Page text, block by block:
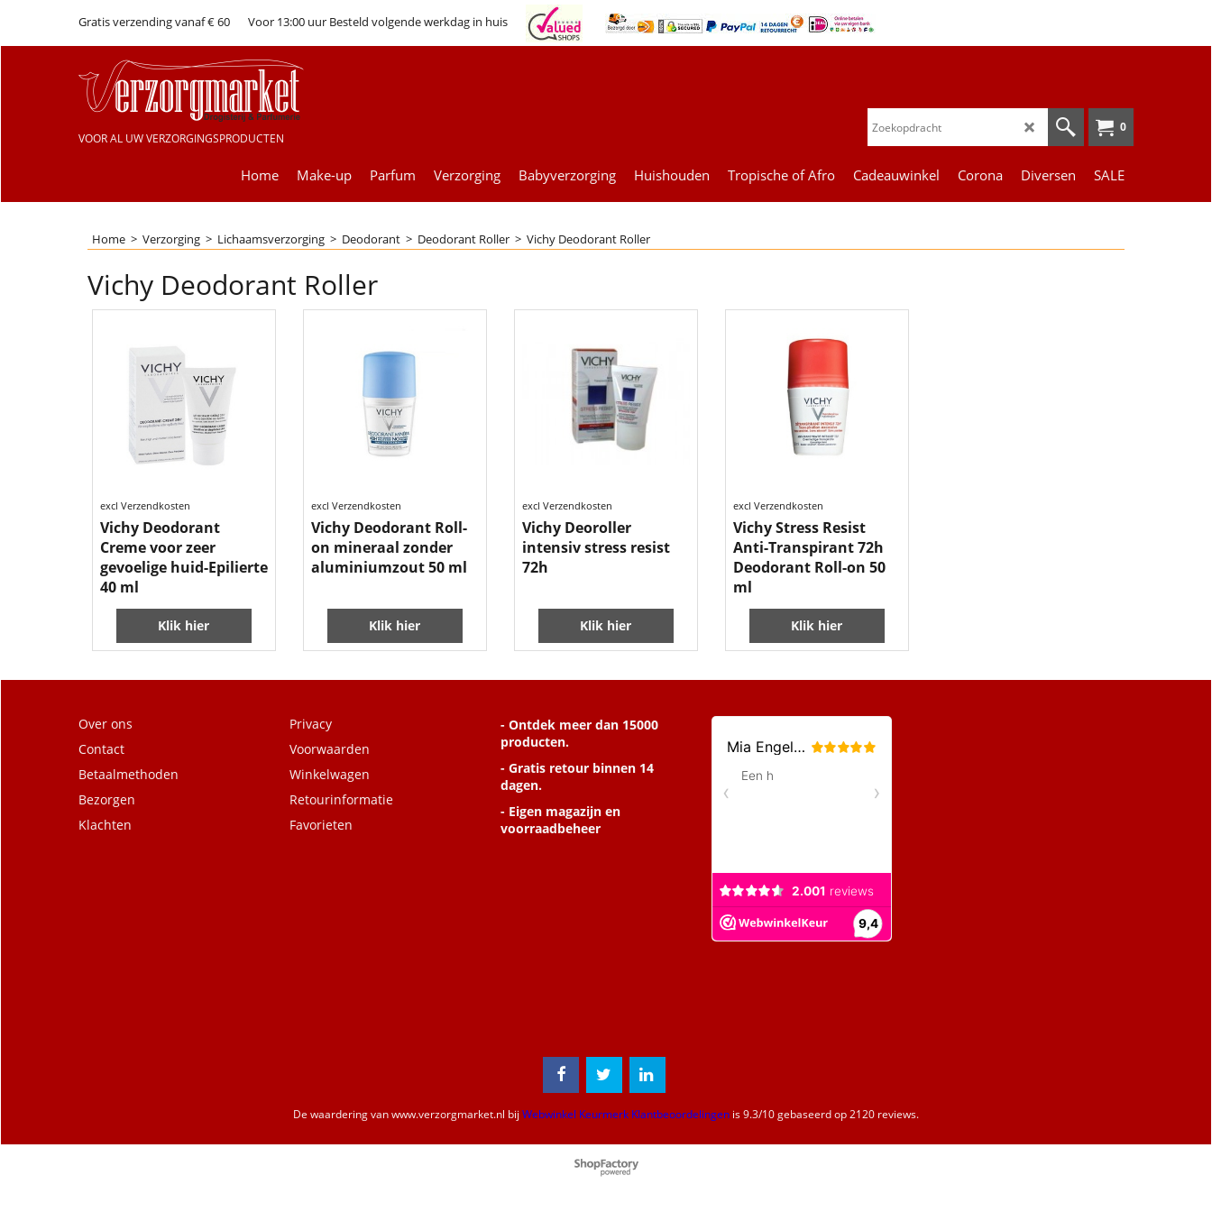
Gratis verzending vanaf € 60 Voor 13:00 uur Besteld volgende werkdag in huis
VOOR AL UW VERZORGINGSPRODUCTEN
0
Home Make-up Parfum Verzorging Babyverzorging Huishouden Tropische of Afro Cadeauwinkel Corona Diversen SALE
Home > Verzorging > Lichaamsverzorging > Deodorant > Deodorant Roller > Vichy Deodorant Roller
Vichy Deodorant Roller
€7.99
excl Verzendkosten
Vichy Deodorant
Creme voor zeer
gevoelige huid-Epilierte
40 ml
Klik hier
€8.99
excl Verzendkosten
Vichy Deodorant Roll-
on mineraal zonder
Klik hier
€7.99
excl Verzendkosten
Vichy Deoroller
intensiv stress resist
Klik hier
€7.99
excl Verzendkosten
Vichy Stress Resist
Anti-Transpirant 72h
Deodorant Roll-on 50
ml
Klik hier
Over ons
Contact
Betaalmethoden
Bezorgen
Klachten
Privacy
Voorwaarden
Winkelwagen
Retourinformatie
Favorieten
- Ontdek meer dan 15000
producten.
- Gratis retour binnen 14
dagen.
- Eigen magazijn en
voorraadbeheer
De waardering vanwww.verzorgmarket.nl bij Webwinkel Keurmerk Klantbeoordelingen is9.3/10gebaseerd op 2120 reviews.
Webwinkel gemaakt met
ShopFactory webwinkel